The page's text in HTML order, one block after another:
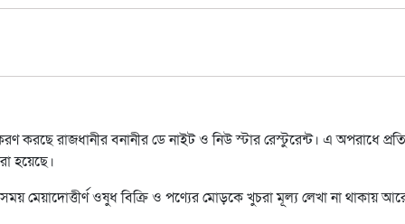
করছে রাজধানীর বনানীর ডে নাইট ও নিউ স্টার রেস্টুরেন্ট। এ অপরাধে
হয়েছে।
মেয়াদোত্তীর্ণ ওষুধ বিক্রি ও পণ্যের মোড়কে খুচরা মূল্য লেখা না থাকায়